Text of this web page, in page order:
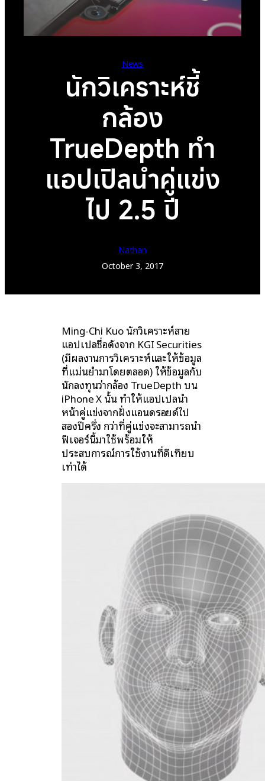
News
นักวิเคราะห์ชี้
กล้อง
TrueDepth ทำ
แอปเปิลนำคู่แข่ง
ไป 2.5 ปี
Nathan
October 3, 2017
Ming-Chi Kuo นักวิเคราะห์สาย
แอปเปิลชื่อดังจาก KGI Securities
(มีผลงานการวิเคราะห์และให้ข้อมูล
ที่แม่นยำมาโดยตลอด) ให้ข้อมูลกับ
นักลงทุนว่ากล้อง TrueDepth บน
iPhone X นั้น ทำให้แอปเปิลนำ
หน้าคู่แข่งจากฝั่งแอนดรอยด์ไป
สองปีครึ่ง กว่าที่คู่แข่งจะสามารถนำ
ฟีเจอร์นี้มาใช้พร้อมให้
ประสบการณ์การใช้งานที่ดีเทียบ
เท่าได้